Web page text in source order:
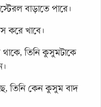
বাড়াতে পারে।
করে খাবে।
থাকে, তিনি কুসুমটাকে
তিনি কেন কুসুম বাদ